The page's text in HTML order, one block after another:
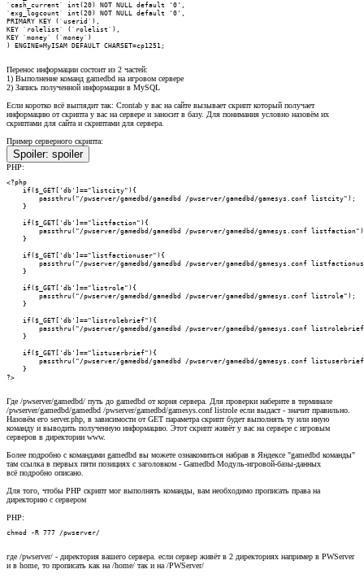
`cash_current` int(20) NOT NULL default '0',
`exg_logcount` int(20) NOT NULL default '0',
PRIMARY KEY (`userid`),
KEY `rolelist` (`rolelist`),
KEY `money` (`money`)
) ENGINE=MyISAM DEFAULT CHARSET=cp1251;
Перенос информации состоит из 2 частей:
1) Выполнение команд gamedbd на игровом сервере
2) Запись полученной информации в MySQL
Если коротко всё выглядит так: Crontab у вас на сайте вызывает скрипт который получает
информацию от скрипта у вас на сервере и заносит в базу. Для понимания условно назовём их
скриптами для сайта и скриптами для сервера.
Пример серверного скрипта:
Spoiler: spoiler
PHP:
<?php
    if($_GET['db']=="listcity"){
        passthru("/pwserver/gamedbd/gamedbd /pwserver/gamedbd/gamesys.conf listcity");
    }
    if($_GET['db']=="listfaction"){
passthru("/pwserver/gamedbd/gamedbd /pwserver/gamedbd/gamesys.conf
    }
    if($_GET['db']=="listfactionuser"){
passthru("/pwserver/gamedbd/gamedbd /pwserver/gamedbd/gamesys.conf
    }
    if($_GET['db']=="listrole"){
        passthru("/pwserver/gamedbd/gamedbd /pwserver/gamedbd/gamesys.conf listrole");
    }
    if($_GET['db']=="listrolebrief"){
passthru("/pwserver/gamedbd/gamedbd /pwserver/gamedbd/gamesys.conf
    }
    if($_GET['db']=="listuserbrief"){
passthru("/pwserver/gamedbd/gamedbd /pwserver/gamedbd/gamesys.conf
    }
?>
Где /pwserver/gamedbd/ путь до gamedbd от корня сервера. Для проверки наберите в терминале
/pwserver/gamedbd/gamedbd /pwserver/gamedbd/gamesys.conf listrole если выдаст - значит правильно.
Назовём его server.php, в зависимости от GET параметра скрипт будет выполнять ту или иную
команду и выводить полученную информацию. Этот скрипт живёт у вас на сервере с игровым
серверов в директории www.
Более подробно с командами gamedbd вы можете ознакомиться набрав в Яндексе "gamedbd команды"
там ссылка в первых пяти позициях с заголовком - Gamedbd Модуль-игровой-базы-данных
всё подробно описано.
Для того, чтобы PHP скрипт мог выполнять команды, вам необходимо прописать права на
директорию с сервером
PHP:
chmod -R 777 /pwserver/
где /pwserver/ - директория вашего сервера. если сервер живёт в 2 директориях например в PWServer
и в home, то прописать как на /home/ так и на /PWServer/